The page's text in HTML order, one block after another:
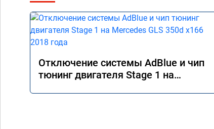
Отключение системы AdBlue и чип
тюнинг двигателя Stage 1 на